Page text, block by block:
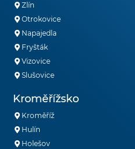
Zlín
Otrokovice
Napajedla
Fryšták
Vizovice
Slušovice
Kroměřížsko
Kroměříž
Hulín
Holešov